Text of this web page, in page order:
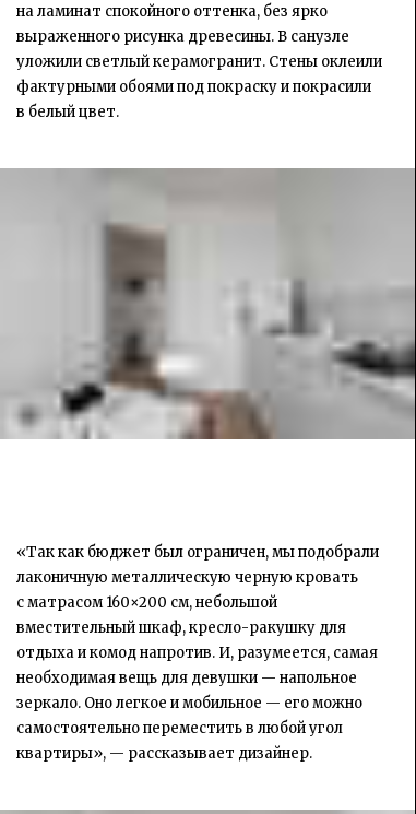
на ламинат спокойного оттенка, без ярко
выраженного рисунка древесины. В санузле
уложили светлый керамогранит. Стены оклеили
фактурными обоями под покраску и покрасили
в белый цвет.
«Так как бюджет был ограничен, мы подобрали
лаконичную металлическую черную кровать
с матрасом 160×200 см, небольшой
вместительный шкаф, кресло-ракушку для
отдыха и комод напротив. И, разумеется, самая
необходимая вещь для девушки — напольное
зеркало. Оно легкое и мобильное — его можно
самостоятельно переместить в любой угол
квартиры», — рассказывает дизайнер.